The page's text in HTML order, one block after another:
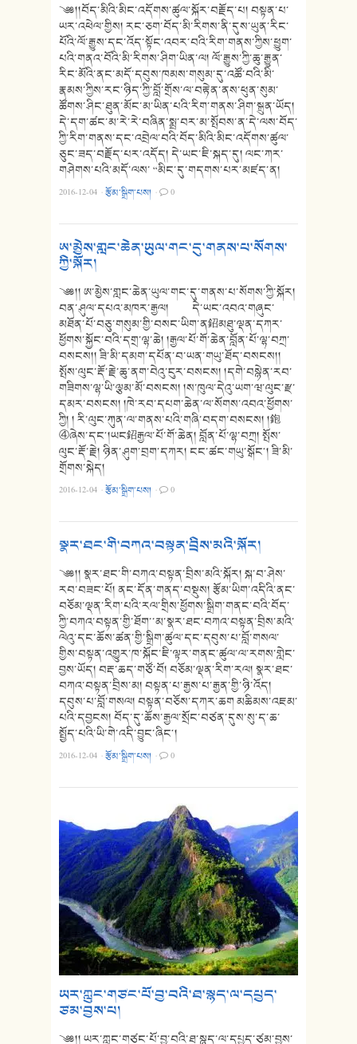
༄༅།།བོད་མིའི་མིང་འདོགས་ཚུལ་སྐོར་བརྗོད་པ། བསྟན་པ་
ཡར་འཕེལ་གྱིས། རང་ཅག་བོད་མི་རིགས་ནི་དུས་ཡུན་རིང་
པོའི་ལོ་རྒྱུས་དང་འོད་སྟོང་འབར་བའི་རིག་གནས་ཀྱིས་ཕྱུག་
པའི་གནའ་བོའི་མི་རིགས་ཤིག་ཡིན་ལ། ལོ་རྒྱུས་ཀྱི་ཆུ་རྒྱུན་
རིང་མོའི་ནང་མདོ་དབུས་ཁམས་གསུམ་དུ་འཚོ་བའི་མི་
རྣམས་ཀྱིས་རང་ཉིད་ཀྱི་བློ་གྲོས་ལ་བརྟེན་ནས་ཕུན་སུམ་
ཚོགས་ཤིང་ཐུན་མོང་མ་ཡིན་པའི་རིག་གནས་ཤིག་སྐྲུན་ཡོད།
དེ་དག་ཚང་མ་རེ་རེ་བཞིན་སྨྲ་བར་མ་སྤོབས་ན་དེ་ལས་བོད་
ཀྱི་རིག་གནས་དང་འབྲེལ་བའི་བོད་མིའི་མིང་འདོགས་ཚུལ་
ཅུང་ཟད་བརྗོད་པར་འདོད། དེ་ཡང་ཇི་སྐད་དུ། ལང་ཀར་
གཤེགས་པའི་མདོ་ལས་ “མིང་དུ་གདགས་པར་མཛད་ན།
2016-12-04 ·རྩོམ་སྒྲིག་པས། · 0
ཨ་མྱེས་གླང་ཆེན་ཡུལ་གང་དུ་གནས་པ་སོགས་
ཀྱི་སྐོར།
༄༅།། ཨ་མྱེས་གླང་ཆེན་ཡུལ་གང་དུ་གནས་པ་སོགས་ཀྱི་སྐོར།
བན་ཤུལ་དཔའ་མཁར་རྒྱལ། དེ་ཡང་འབའ་གཞུང་
མཐོན་པོ་བཅུ་གསུམ་གྱི་བསང་ཡིག་ན鉊མཐུ་ལྡན་དཀར་
ཕྱོགས་སྐྱོང་བའི་དགྲ་ལྷ་ཆེ། །རྒྱལ་པོ་གོ་ཆེན་བློན་པོ་ལྷ་བཀྲ་
བསངས།། ཟི་མི་དམག་དཔོན་བ་ཡན་གཡུ་ཐོད་བསངས།།
སྤོས་ལུང་རྡོ་རྗེ་ཆུ་ནག་བེའུ་ངུར་བསངས། །དགེ་བསྙེན་རབ་
གཟིགས་ལྷ་ཡི་ལྕམ་མོ་བསངས། །ས་ཁུལ་དེའུ་ཡག་ཝ་ལུང་རྫ་
དམར་བསངས། །ཁེ་རབ་དཔག་ཆེན་ལ་སོགས་འབའ་ཕྱོགས་
ཀྱི། ། རི་ལུང་ཀུན་ལ་གནས་པའི་གཞི་བདག་བསངས། །鉋
④ཞེས་དང༌།ཡང鉊རྒྱལ་པོ་གོ་ཆེན། བློན་པོ་ལྷ་བཀྲ། སྤོས་
ལུང་རྡོ་རྗེ། ཉིན་ཤུག་བྲག་དཀར། ངང་ཚང་གཡུ་སྒོང༌། ཟི་མི་
གྲོགས་སྐེད།
2016-12-04 ·རྩོམ་སྒྲིག་པས། · 0
སྣར་ཐང་གི་བཀའ་བསྟན་བྲིས་མའི་སྐོར།
༄༅།། སྣར་ཐང་གི་བཀའ་བསྟན་བྲིས་མའི་སྐོར། སྐ་བ་ཤེས་
རབ་བཟང་པོ། ནང་དོན་གནད་བསྡུས། རྩོམ་ཡིག་འདིའི་ནང་
བཅོམ་ལྡན་རིག་པའི་རལ་གྲིས་ཕྱོགས་སྒྲིག་གནང་བའི་བོད་
ཀྱི་བཀའ་བསྟན་གྱི་ཐོག་་མ་སྣར་ཐང་བཀའ་བསྟན་བྲིས་མའི་
ལེའུ་དང་ཆོས་ཚན་གྱི་སྒྲིག་ཚུལ་དང་དབུས་པ་བློ་གསལ་
གྱིས་བསྟན་འགྱུར་ཁ་སྐོང་ཇི་ལྟར་གནང་ཚུལ་ལ་རགས་གླེང་
བྱས་ཡོད། བརྡ་ཆད་གཙོ་བོ། བཅོམ་ལྡན་རིག་རལ། སྣར་ཐང་
བཀའ་བསྟན་བྲིས་མ། བསྟན་པ་རྒྱས་པ་རྒྱན་གྱི་ཉི་འོད།
དབུས་པ་བློ་གསལ། བསྟན་བཅོས་དཀར་ཆག མཆིམས་འཇམ་
པའི་དབྱངས། བོད་དུ་ཆོས་རྒྱལ་སྲོང་བཙན་དུས་སུ་ད་ཆ་
སྤྱོད་པའི་ཡི་གེ་འདི་བྱུང་ཞིང༌།
2016-12-04 ·རྩོམ་སྒྲིག་པས། · 0
ཡར་ཀླུང་གཙང་པོ་བྱ་བའི་ཐ་སྙད་ལ་དཔྱད་
ཙམ་བྱས་པ།
༄༅།། ཡར་ཀླུང་གཙང་པོ་བྱ་བའི་ཐ་སྙད་ལ་དཔྱད་ཙམ་བྱས་